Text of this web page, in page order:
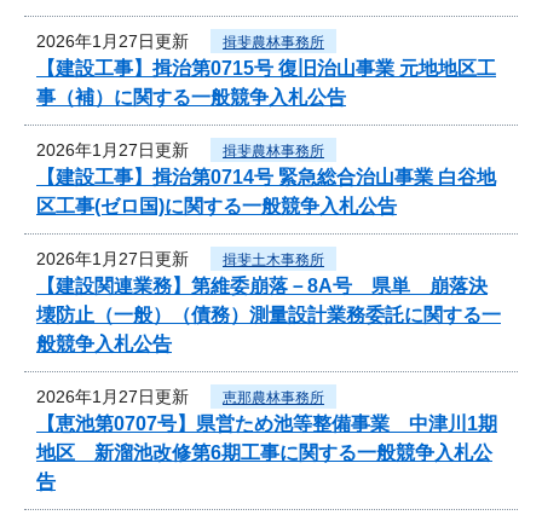
2026年1月27日更新 揖斐農林事務所
【建設工事】揖治第0715号 復旧治山事業 元地地区工
事（補）に関する一般競争入札公告
2026年1月27日更新 揖斐農林事務所
【建設工事】揖治第0714号 緊急総合治山事業 白谷地
区工事(ゼロ国)に関する一般競争入札公告
2026年1月27日更新 揖斐土木事務所
【建設関連業務】第維委崩落－8A号 県単 崩落決
壊防止（一般）（債務）測量設計業務委託に関する一
般競争入札公告
2026年1月27日更新 恵那農林事務所
【恵池第0707号】県営ため池等整備事業 中津川1期
地区 新溜池改修第6期工事に関する一般競争入札公
告